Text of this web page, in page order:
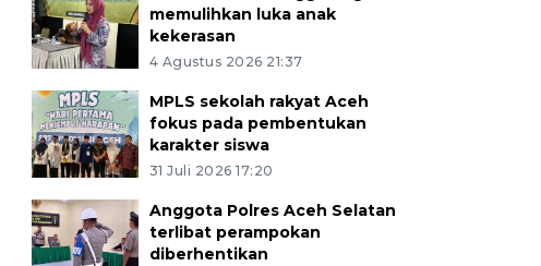
memulihkan luka anak
kekerasan
4 Agustus 2026 21:37
MPLS sekolah rakyat Aceh
fokus pada pembentukan
karakter siswa
31 Juli 2026 17:20
Anggota Polres Aceh Selatan
terlibat perampokan
diberhentikan